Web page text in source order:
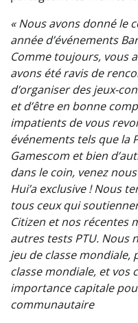
« Nous avons donné le
année d’événements
Comme toujours, vous
avons été ravis de
d’organiser des jeux-
et d’être en bonne
impatients de vous
événements tels que la
Gamescom et bien
dans le coin, venez
Hui’a exclusive ! Nous
tous ceux qui
Citizen et nos récentes
autres tests PTU. Nous
jeu de classe
classe mondiale, et vos
importance capitale
communautaire